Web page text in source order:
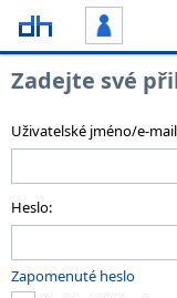
Zadejte své
Uživatelské jméno/e-
Heslo:
Zapomenuté heslo